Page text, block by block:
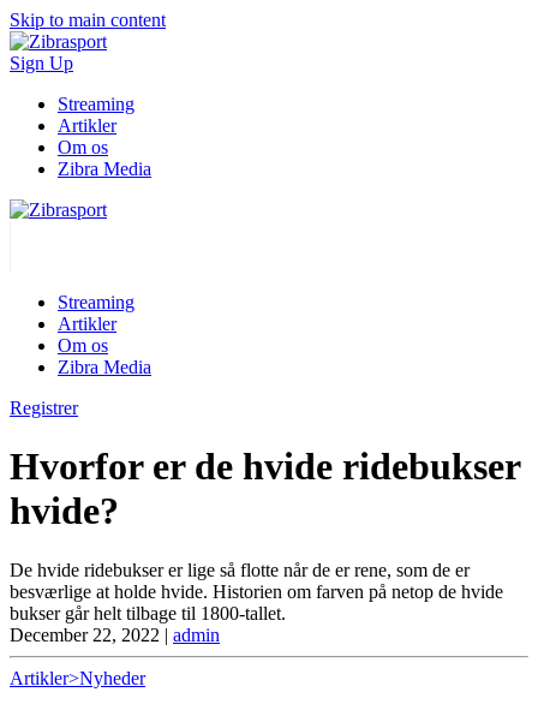
Skip to main content
Sign Up
Streaming
Artikler
Om os
Zibra Media
Streaming
Artikler
Om os
Zibra Media
Registrer
Hvorfor er de hvide ridebukser
hvide?
De hvide ridebukser er lige så flotte når de er rene, som de er
besværlige at holde hvide. Historien om farven på netop de hvide
bukser går helt tilbage til 1800-tallet.
December 22, 2022 | admin
Artikler>Nyheder